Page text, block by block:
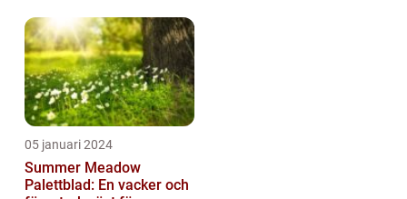
05 januari 2024
Summer Meadow
Palettblad: En vacker och